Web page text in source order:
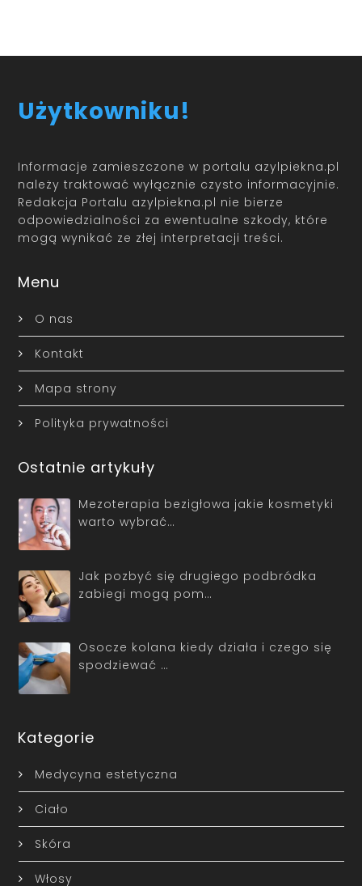
Użytkowniku!
Informacje zamieszczone w portalu azylpiekna.pl
należy traktować wyłącznie czysto informacyjnie.
Redakcja Portalu azylpiekna.pl nie bierze
odpowiedzialności za ewentualne szkody, które
mogą wynikać ze złej interpretacji treści.
Menu
O nas
Kontakt
Mapa strony
Polityka prywatności
Ostatnie artykuły
Mezoterapia bezigłowa jakie kosmetyki
warto wybrać…
Jak pozbyć się drugiego podbródka
zabiegi mogą pom…
Osocze kolana kiedy działa i czego się
spodziewać …
Kategorie
Medycyna estetyczna
Ciało
Skóra
Włosy